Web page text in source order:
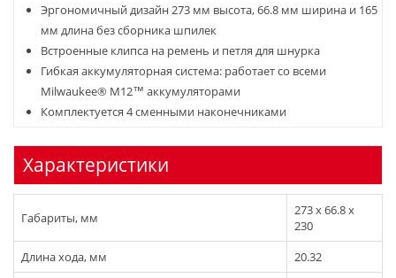
Эргономичный дизайн 273 мм высота, 66.8 мм ширина и 165
мм длина без сборника шпилек
Встроенные клипса на ремень и петля для шнурка
Гибкая аккумуляторная система: работает со всеми
Milwaukee® M12™ аккумуляторами
Комплектуется 4 сменными наконечниками
Характеристики
Габариты, мм
273 x 66.8 x
230
Длина хода, мм
20.32